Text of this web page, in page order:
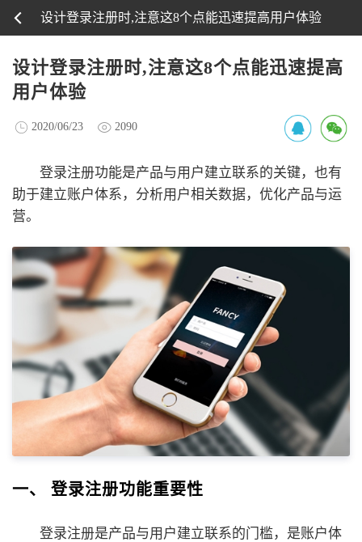
设计登录注册时,注意这8个点能迅速提高用户体验
设计登录注册时,注意这8个点能迅速提高
用户体验
2020/06/23 2090
登录注册功能是产品与用户建立联系的关键，也有
助于建立账户体系，分析用户相关数据，优化产品与运
营。
一、 登录注册功能重要性
登录注册是产品与用户建立联系的门槛，是账户体